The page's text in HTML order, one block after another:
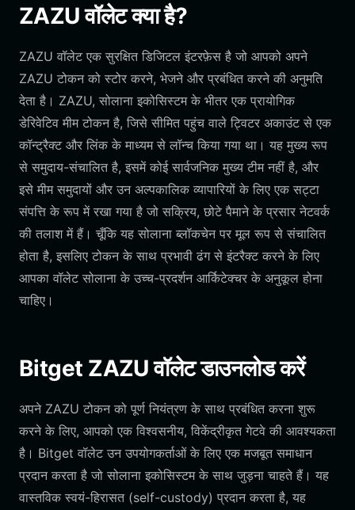
ZAZU वॉलेट क्या है?
ZAZU वॉलेट एक सुरक्षित डिजिटल इंटरफ़ेस है जो आपको अपने
ZAZU टोकन को स्टोर करने, भेजने और प्रबंधित करने की अनुमति
देता है। ZAZU, सोलाना इकोसिस्टम के भीतर एक प्रायोगिक
डेरिवेटिव मीम टोकन है, जिसे सीमित पहुंच वाले ट्विटर अकाउंट से एक
कॉन्ट्रैक्ट और लिंक के माध्यम से लॉन्च किया गया था। यह मुख्य रूप
से समुदाय-संचालित है, इसमें कोई सार्वजनिक मुख्य टीम नहीं है, और
इसे मीम समुदायों और उन अल्पकालिक व्यापारियों के लिए एक सट्टा
संपत्ति के रूप में रखा गया है जो सक्रिय, छोटे पैमाने के प्रसार नेटवर्क
की तलाश में हैं। चूँकि यह सोलाना ब्लॉकचेन पर मूल रूप से संचालित
होता है, इसलिए टोकन के साथ प्रभावी ढंग से इंटरैक्ट करने के लिए
आपका वॉलेट सोलाना के उच्च-प्रदर्शन आर्किटेक्चर के अनुकूल होना
चाहिए।
Bitget ZAZU वॉलेट डाउनलोड करें
अपने ZAZU टोकन को पूर्ण नियंत्रण के साथ प्रबंधित करना शुरू
करने के लिए, आपको एक विश्वसनीय, विकेंद्रीकृत गेटवे की आवश्यकता
है। Bitget वॉलेट उन उपयोगकर्ताओं के लिए एक मजबूत समाधान
प्रदान करता है जो सोलाना इकोसिस्टम के साथ जुड़ना चाहते हैं। यह
वास्तविक स्वयं-हिरासत (self-custody) प्रदान करता है, यह